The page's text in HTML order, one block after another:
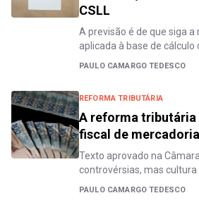
CSLL
A previsão é de que siga
aplicada à base de cálculo
PAULO CAMARGO TEDESCO
REFORMA TRIBUTÁRIA
A reforma tributária
fiscal de
Texto aprovado na
controvérsias, mas
PAULO CAMARGO TEDESCO